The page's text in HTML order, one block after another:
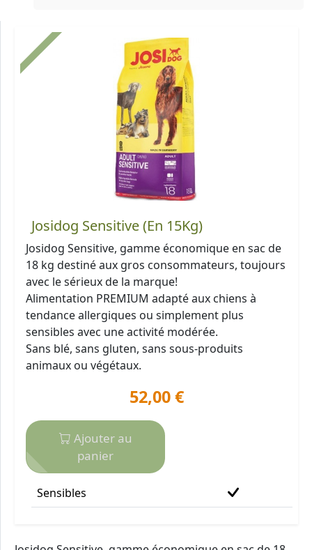
Josidog Sensitive (En 15Kg)
Josidog Sensitive, gamme économique en sac de
18 kg destiné aux gros consommateurs, toujours
avec le sérieux de la marque!
Alimentation PREMIUM adapté aux chiens à
tendance allergiques ou simplement plus
sensibles avec une activité modérée.
Sans blé, sans gluten, sans sous-produits
animaux ou végétaux.
52,00 €
Ajouter au
panier
Sensibles